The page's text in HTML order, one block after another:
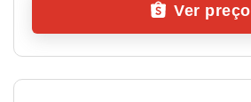
Ver preço